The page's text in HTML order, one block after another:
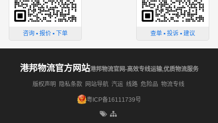
咨询 ▪ 报价 ▪ 下单 查单 ▪ 投诉 ▪ 建议
港邦物流官方网站港邦物流官网-高效专线运输,优质物流服务
版权声明 隐私条款 网站导航 汽运 线路 危险品 物流专线
粤ICP备16111739号